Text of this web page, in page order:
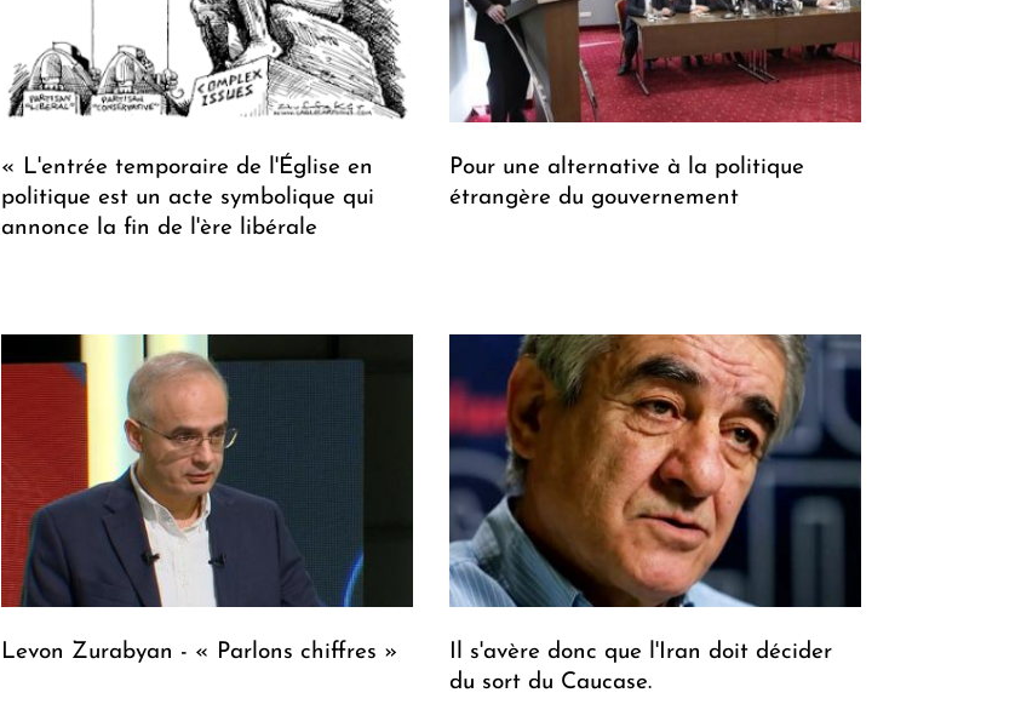
« L'entrée temporaire de l'Église en
politique est un acte symbolique qui
annonce la fin de l'ère libérale
Pour une alternative à la politique
étrangère du gouvernement
Levon Zurabyan - « Parlons chiffres »
Il s'avère donc que l'Iran doit décider
du sort du Caucase.